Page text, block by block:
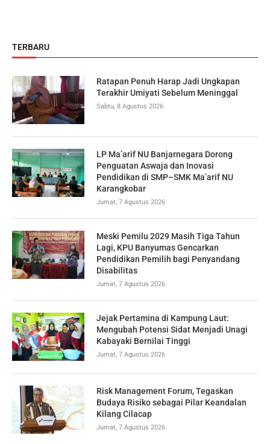
TERBARU
Ratapan Penuh Harap Jadi Ungkapan
Terakhir Umiyati Sebelum Meninggal
Sabtu, 8 Agustus 2026
LP Ma’arif NU Banjarnegara Dorong
Penguatan Aswaja dan Inovasi
Pendidikan di SMP–SMK Ma’arif NU
Karangkobar
Jumat, 7 Agustus 2026
Meski Pemilu 2029 Masih Tiga Tahun
Lagi, KPU Banyumas Gencarkan
Pendidikan Pemilih bagi Penyandang
Disabilitas
Jumat, 7 Agustus 2026
Jejak Pertamina di Kampung Laut:
Mengubah Potensi Sidat Menjadi Unagi
Kabayaki Bernilai Tinggi
Jumat, 7 Agustus 2026
Risk Management Forum, Tegaskan
Budaya Risiko sebagai Pilar Keandalan
Kilang Cilacap
Jumat, 7 Agustus 2026